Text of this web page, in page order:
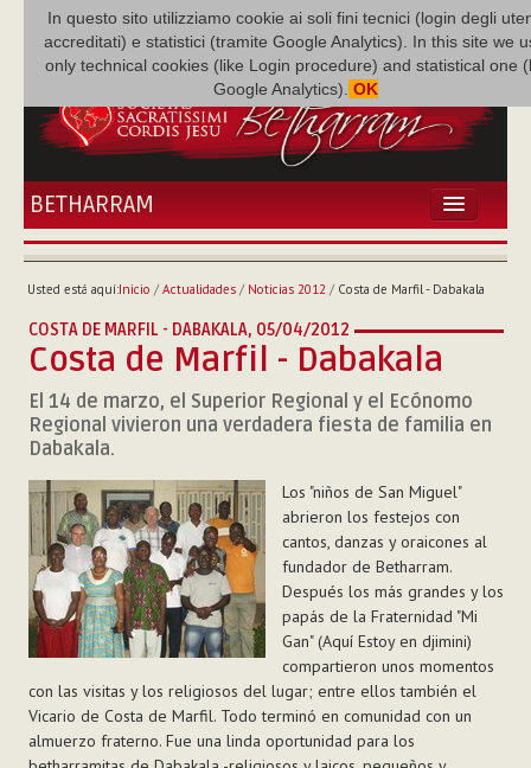
In questo sito utilizziamo cookie ai soli fini tecnici (login degli
accreditati) e statistici (tramite Google Analytics). In this site we
only technical cookies (like Login procedure) and statistical one
Google Analytics). OK
BETHARRAM
INICIO
FAMILIA
MISIÓN
NEF
MULTIMEDIA
Usted está aquí:Inicio / Actualidades/ Noticias 2012 / Costa de Marfil - Dabakala
COSTA DE MARFIL - DABAKALA, 05/04/2012
Costa de Marfil - Dabakala
El 14 de marzo, el Superior Regional y el Ecónomo
Regional vivieron una verdadera fiesta de familia en
Dabakala.
Los "niños de San Miguel"
abrieron los festejos con
cantos, danzas y oraicones al
fundador de Betharram.
Después los más grandes y los
papás de la Fraternidad "Mi
Gan" (Aquí Estoy en djimini)
compartieron unos momentos
con las visitas y los religiosos del lugar; entre ellos también el
Vicario de Costa de Marfil. Todo terminó en comunidad con un
almuerzo fraterno. Fue una linda oportunidad para los